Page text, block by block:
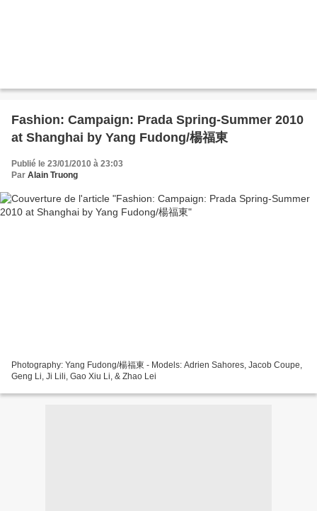
Fashion: Campaign: Prada Spring-Summer 2010
at Shanghai by Yang Fudong/楊福東
Publié le 23/01/2010 à 23:03
Par Alain Truong
Photography: Yang Fudong/楊福東 - Models: Adrien Sahores, Jacob Coupe,
Geng Li, Ji Lili, Gao Xiu Li, & Zhao Lei